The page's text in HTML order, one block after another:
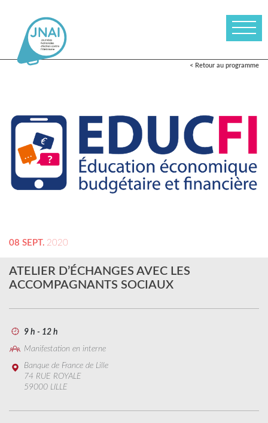
< Retour au programme
08 SEPT. 2020
ATELIER D’ÉCHANGES AVEC LES
ACCOMPAGNANTS SOCIAUX
9 h - 12 h
Manifestation en interne
Banque de France de Lille
74 RUE ROYALE
59000 LILLE